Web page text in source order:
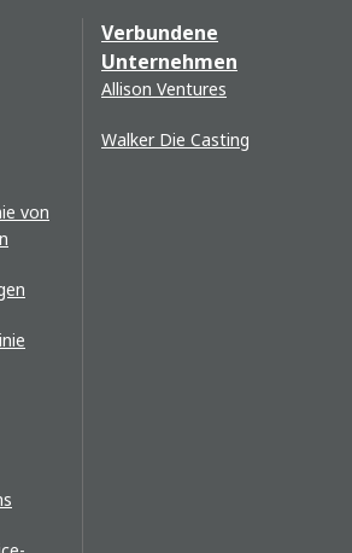
von
Verbundene
Unternehmen
Allison Ventures
Walker Die Casting